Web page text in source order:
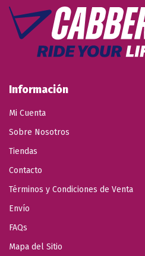
Información
Mi Cuenta
Sobre Nosotros
Tiendas
Contacto
Términos y Condiciones de Venta
Envío
FAQs
Mapa del Sitio